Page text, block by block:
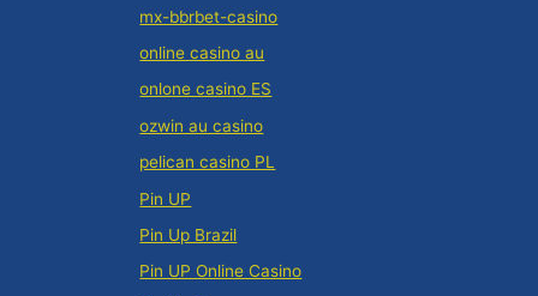
mx-bbrbet-casino
online casino au
onlone casino ES
ozwin au casino
pelican casino PL
Pin UP
Pin Up Brazil
Pin UP Online Casino